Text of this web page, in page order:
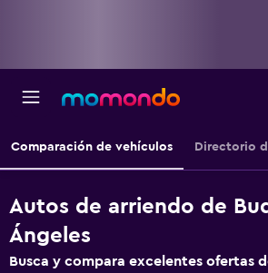
Comparación de vehículos Directorio
Autos de arriendo de
Ángeles
Busca y compara excelentes ofertas